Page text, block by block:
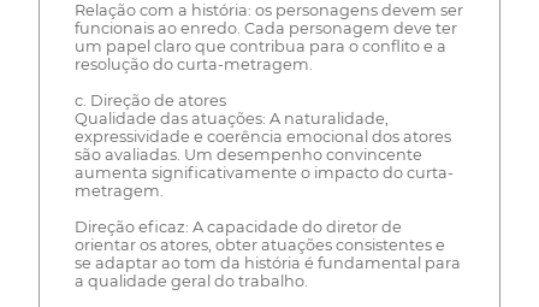
Relação com a história: os personagens devem ser
funcionais ao enredo. Cada personagem deve ter
um papel claro que contribua para o conflito e a
resolução do curta-metragem.
c. Direção de atores
Qualidade das atuações: A naturalidade,
expressividade e coerência emocional dos atores
são avaliadas. Um desempenho convincente
aumenta significativamente o impacto do curta-
metragem.
Direção eficaz: A capacidade do diretor de
orientar os atores, obter atuações consistentes e
se adaptar ao tom da história é fundamental para
a qualidade geral do trabalho.